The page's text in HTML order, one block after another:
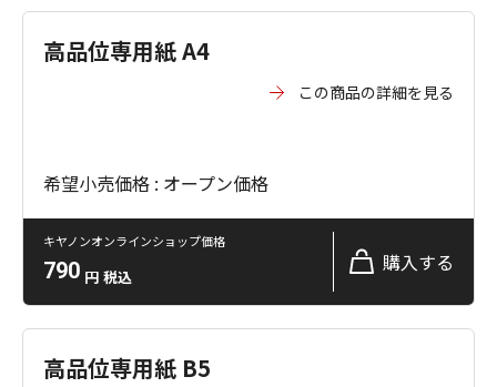
高品位専用紙 A4
この商品の詳細を見る
希望小売価格 : オープン価格
キヤノンオンラインショップ価格
790 円 税込
購入する
高品位専用紙 B5